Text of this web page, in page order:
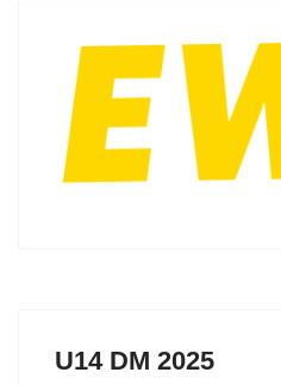
U14 DM 2025